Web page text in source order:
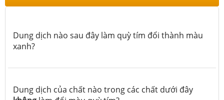
Dung dịch nào sau đây làm quỳ tím đổi thành màu
xanh?
Dung dịch của chất nào trong các chất dưới đây